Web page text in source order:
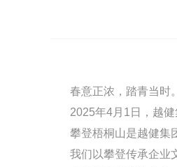
春意正浓，踏青当时。
2025年4月1日，越健
攀登梧桐山是越健集团
我们以攀登传承企业文